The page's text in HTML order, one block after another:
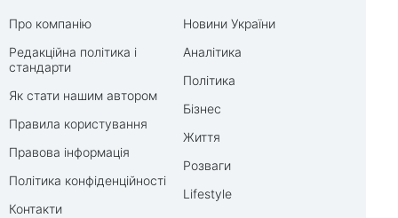
Про компанію
Редакційна політика і
стандарти
Як стати нашим автором
Правила користування
Правова інформація
Політика конфіденційності
Контакти
Новини України
Аналітика
Політика
Бізнес
Життя
Розваги
Lifestyle